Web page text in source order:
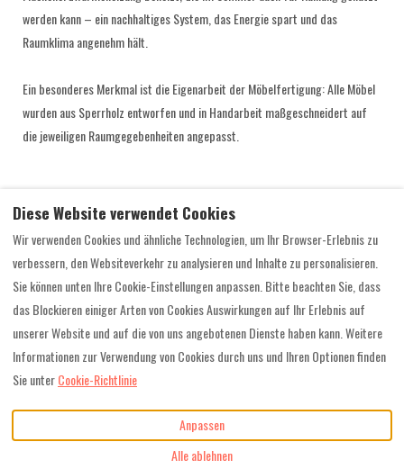
werden kann – ein nachhaltiges System, das Energie spart und das
Raumklima angenehm hält.
Ein besonderes Merkmal ist die Eigenarbeit der Möbelfertigung: Alle Möbel
wurden aus Sperrholz entworfen und in Handarbeit maßgeschneidert auf
die jeweiligen Raumgegebenheiten angepasst.
Kontakt Impressum
AGB
Ein Projekt von FLACKE + OTTO / ARCHITEKTEN PartmbB / BDA
E-Mail:
©2026BUCHHOLZER
Ferienhäuser eGbR
Diese Website verwendet Cookies
Wir verwenden Cookies und ähnliche Technologien, um Ihr Browser-Erlebnis zu
verbessern, den Websiteverkehr zu analysieren und Inhalte zu personalisieren.
Sie können unten Ihre Cookie-Einstellungen anpassen. Bitte beachten Sie, dass
das Blockieren einiger Arten von Cookies Auswirkungen auf Ihr Erlebnis auf
unserer Website und auf die von uns angebotenen Dienste haben kann. Weitere
Informationen zur Verwendung von Cookies durch uns und Ihren Optionen finden
Sie unterCookie-Richtlinie
Anpassen
Alle ablehnen